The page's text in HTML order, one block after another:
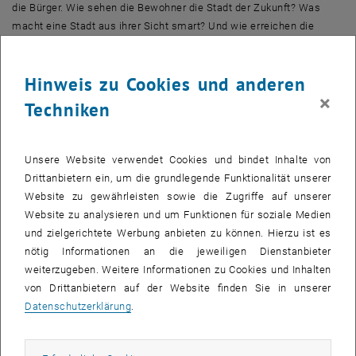
die Bürger. Wie sehen die Bewohner die Stadt der Zukunft? Was
macht eine Stadt aus ihrer Sicht smart? Und wie erreichen die
Darüber diskutieren Experten am 27. November im Rahmen der
APA-E-Business-Community in Wien, u.a. Michael Schramm (IBM),
Christian Adelsberger (evolaris), Roman Ganhör (TU Wien), Christian
Smart Citizen: Wieso ohne den Bürger in der Stadt von morgen
nichts läuft
Veranstaltung der APA E-Business Community mit TU-Teilnahme
Do, 27. November 2014
19:30 –21:00 Uhr
Haus der Musik, Vortragssaal
1010 Wien, Seilerstätte 30, Dachgeschoß
Wirkungsforschung und erforscht die Wechselwirkungen an der
Podiumsdiskussion vertritt er die Sichtweise und Standpunkte der
Hinweis zu Cookies und anderen
Techniken
×
Unsere Website verwendet Cookies und bindet Inhalte von
Drittanbietern ein, um die grundlegende Funktionalität unserer
Website zu gewährleisten sowie die Zugriffe auf unserer
Website zu analysieren und um Funktionen für soziale Medien
und zielgerichtete Werbung anbieten zu können. Hierzu ist es
nötig Informationen an die jeweiligen Dienstanbieter
weiterzugeben. Weitere Informationen zu Cookies und Inhalten
von Drittanbietern auf der Website finden Sie in unserer
Datenschutzerklärung